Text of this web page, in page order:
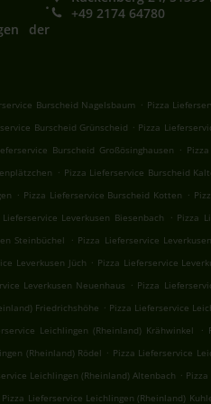
der
+49 2174 64780
Burscheid Nagelsbaum . Pizza
Burscheid Grünscheid . Pizza
Burscheid Großösinghausen .
. Pizza Lieferservice Burscheid
. Pizza Lieferservice Burscheid Kotten .
Lieferservice Leverkusen Biesenbach . Pizza
Steinbüchel . Pizza Lieferservice
Leverkusen Jüch . Pizza Lieferservice
Leverkusen Neuenhaus . Pizza
Friedrichshöhe . Pizza Lieferservice
Leichlingen (Rheinland) Krähwinkel .
(Rheinland) Rödel . Pizza Lieferservice
Leichlingen (Rheinland) Altenbach .
Pizza Lieferservice Leichlingen (Rheinland)